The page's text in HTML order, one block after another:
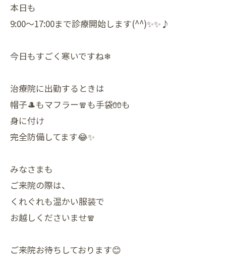
本日も
9:00〜17:00まで診療開始します(^^)✨✨♪
今日もすごく寒いですね❄
治療院に出勤するときは
帽子🎩もマフラー🧣も手袋🧤も
身に付け
完全防備してます😂✨
みなさまも
ご来院の際は、
くれぐれも温かい服装で
お越しくださいませ🧣
ご来院お待ちしております😊